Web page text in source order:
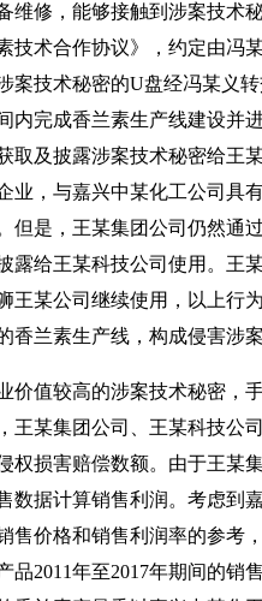
，能够接触到涉案技术秘
术合作协议》，约定由冯
技术秘密的U盘经冯某义
完成香兰素生产线建设并
及披露涉案技术秘密给王
，与嘉兴中某化工公司具
是，王某集团公司仍然通
给王某科技公司使用。王
某公司继续使用，以上行
兰素生产线，构成侵害涉案
较高的涉案技术秘密，
某集团公司、王某科技公
损害赔偿数额。由于王某
据计算销售利润。考虑到
价格和销售利润率的参考
2011年至2017年期间的销